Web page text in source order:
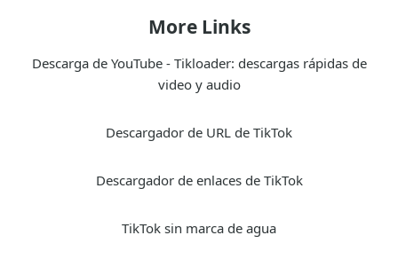
More Links
Descarga de YouTube - Tikloader: descargas rápidas de
video y audio
Descargador de URL de TikTok
Descargador de enlaces de TikTok
TikTok sin marca de agua